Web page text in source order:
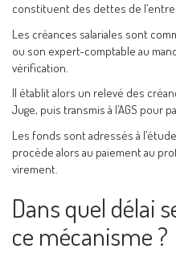
constituent des dettes de
Les créances salariales sont
ou son expert-comptable au
vérification.
Il établit alors un relevé des
Juge, puis transmis à l’AGS pour
Les fonds sont adressés à
procède alors au paiement au
virement.
Dans quel délai
ce mécanisme ?